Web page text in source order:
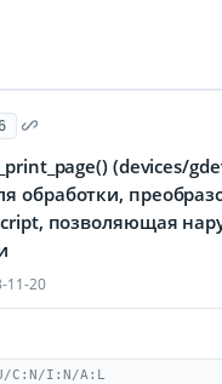
(devices/
обработки,
позволяющая
11-20
C:N/I:N/A:L